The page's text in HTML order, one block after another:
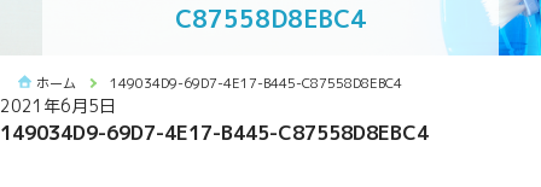
C87558D8EBC4
ホーム 149034D9-69D7-4E17-B445-C87558D8EBC4
2021年6月5日
149034D9-69D7-4E17-B445-C87558D8EBC4